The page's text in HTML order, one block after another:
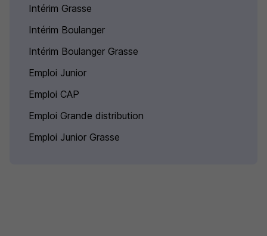
Intérim Grasse
Intérim Boulanger
Intérim Boulanger Grasse
Emploi Junior
Emploi CAP
Emploi Grande distribution
Emploi Junior Grasse